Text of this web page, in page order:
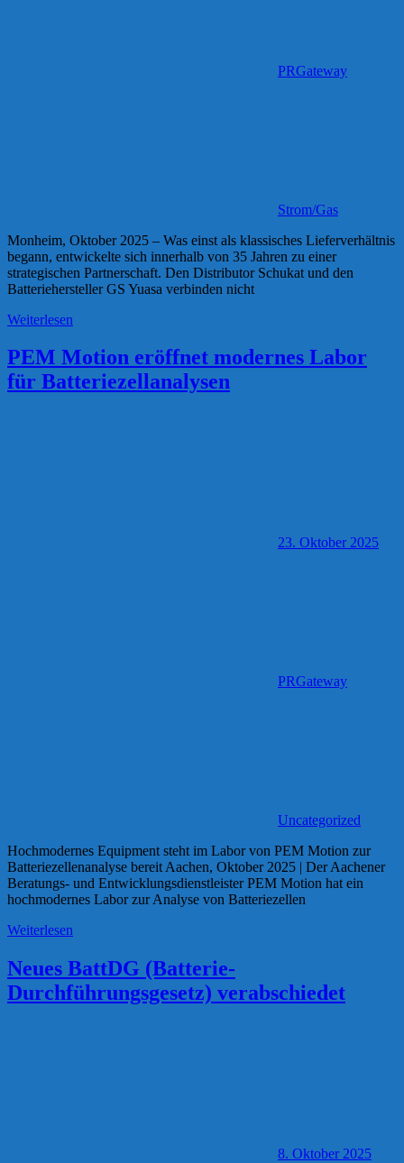
PRGateway
Strom/Gas
Monheim, Oktober 2025 – Was einst als klassisches Lieferverhältnis
begann, entwickelte sich innerhalb von 35 Jahren zu einer
strategischen Partnerschaft. Den Distributor Schukat und den
Batteriehersteller GS Yuasa verbinden nicht
Weiterlesen
PEM Motion eröffnet modernes Labor
für Batteriezellanalysen
23. Oktober 2025
PRGateway
Uncategorized
Hochmodernes Equipment steht im Labor von PEM Motion zur
Batteriezellenanalyse bereit Aachen, Oktober 2025 | Der Aachener
Beratungs- und Entwicklungsdienstleister PEM Motion hat ein
hochmodernes Labor zur Analyse von Batteriezellen
Weiterlesen
Neues BattDG (Batterie-
Durchführungsgesetz) verabschiedet
8. Oktober 2025